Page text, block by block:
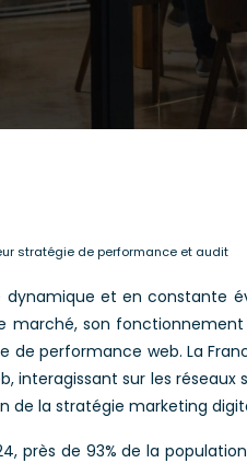
stratégie de performance et audit
et en constante
marché, son
performance web. La
interagissant sur les
de la stratégie marketing
près de 93% de la